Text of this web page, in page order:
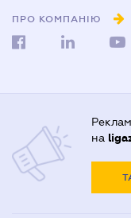
ПРО КОМПАНІЮ
на